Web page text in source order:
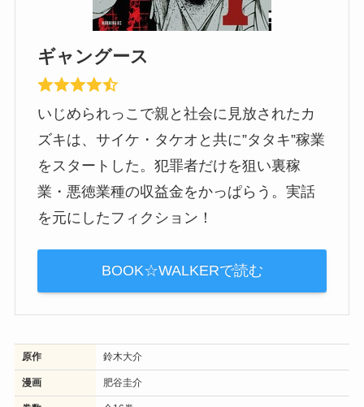
ギャングース
いじめられっこで親と社会に見放されたカ
ズキは、サイケ・タケオと共に”タタキ”稼業
をスタートした。犯罪者だけを狙い裏稼
業・悪徳業種の収益金をかっぱらう。実話
を元にしたフィクション！
BOOK☆WALKERで読む
原作 鈴木大介
漫画 肥谷圭介